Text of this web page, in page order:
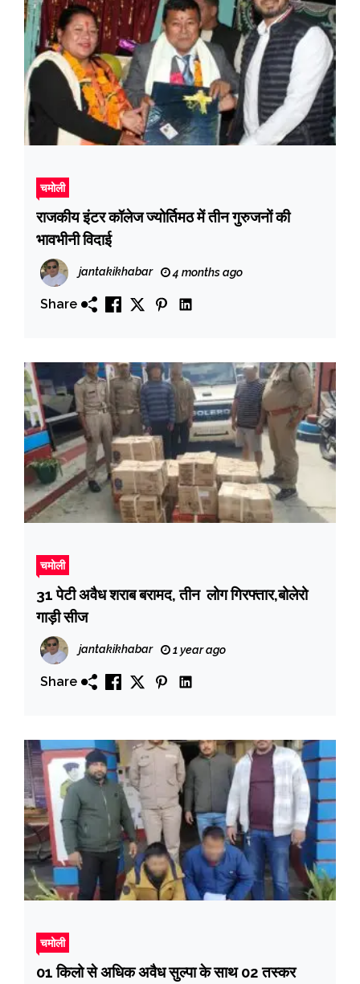
चमोली
राजकीय इंटर कॉलेज ज्योर्तिमठ में तीन गुरुजनों की
भावभीनी विदाई
jantakikhabar 4 months ago
Share
चमोली
31 पेटी अवैध शराब बरामद, तीन लोग गिरफ्तार,बोलेरो
गाड़ी सीज
jantakikhabar 1 year ago
Share
चमोली
01 किलो से अधिक अवैध सुल्पा के साथ 02 तस्कर